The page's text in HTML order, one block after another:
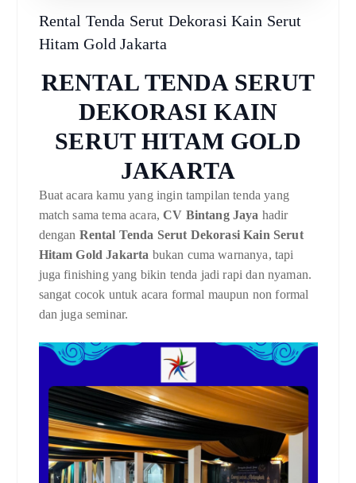
Rental Tenda Serut Dekorasi Kain Serut
Hitam Gold Jakarta
RENTAL TENDA SERUT
DEKORASI KAIN
SERUT HITAM GOLD
JAKARTA
Buat acara kamu yang ingin tampilan tenda yang
match sama tema acara,CV Bintang Jaya hadir
dengan Rental Tenda Serut Dekorasi Kain Serut
Hitam Gold Jakarta bukan cuma warnanya, tapi
juga finishing yang bikin tenda jadi rapi dan nyaman.
sangat cocok untuk acara formal maupun non formal
dan juga seminar.